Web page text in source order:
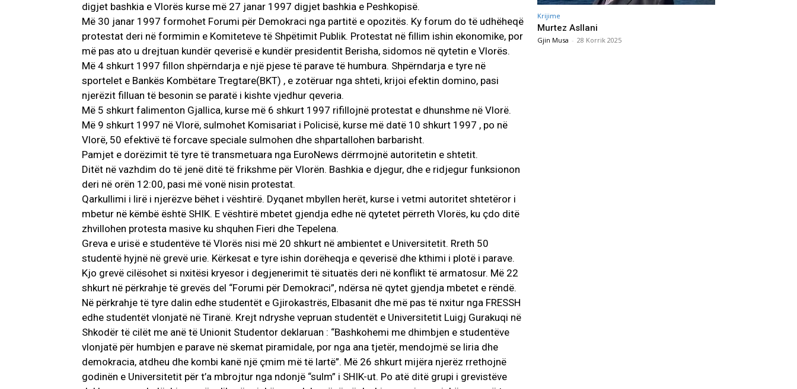
digjet bashkia e Vlorës kurse më 27 janar 1997 digjet bashkia e Peshkopisë.
Më 30 janar 1997 formohet Forumi për Demokraci nga partitë e opozitës. Ky forum do të udhëheqë
protestat deri në formimin e Komiteteve të Shpëtimit Publik. Protestat në fillim ishin ekonomike, por
më pas ato u drejtuan kundër qeverisë e kundër presidentit Berisha, sidomos në qytetin e Vlorës.
Më 4 shkurt 1997 fillon shpërndarja e një pjese të parave të humbura. Shpërndarja e tyre në
sportelet e Bankës Kombëtare Tregtare(BKT) , e zotëruar nga shteti, krijoi efektin domino, pasi
njerëzit filluan të besonin se paratë i kishte vjedhur qeveria.
Më 5 shkurt falimenton Gjallica, kurse më 6 shkurt 1997 rifillojnë protestat e dhunshme në Vlorë.
Më 9 shkurt 1997 në Vlorë, sulmohet Komisariat i Policisë, kurse më datë 10 shkurt 1997 , po në
Vlorë, 50 efektivë të forcave speciale sulmohen dhe shpartallohen barbarisht.
Pamjet e dorëzimit të tyre të transmetuara nga EuroNews dërrmojnë autoritetin e shtetit.
Ditët në vazhdim do të jenë ditë të frikshme për Vlorën. Bashkia e djegur, dhe e ridjegur funksionon
deri në orën 12:00, pasi më vonë nisin protestat.
Qarkullimi i lirë i njerëzve bëhet i vështirë. Dyqanet mbyllen herët, kurse i vetmi autoritet shtetëror i
mbetur në këmbë është SHIK. E vështirë mbetet gjendja edhe në qytetet përreth Vlorës, ku çdo ditë
zhvillohen protesta masive ku shquhen Fieri dhe Tepelena.
Greva e urisë e studentëve të Vlorës nisi më 20 shkurt në ambientet e Universitetit. Rreth 50
studentë hyjnë në grevë urie. Kërkesat e tyre ishin dorëheqja e qeverisë dhe kthimi i plotë i parave.
Kjo grevë cilësohet si nxitësi kryesor i degjenerimit të situatës deri në konflikt të armatosur. Më 22
shkurt në përkrahje të grevës del “Forumi për Demokraci”, ndërsa në qytet gjendja mbetet e rëndë.
Në përkrahje të tyre dalin edhe studentët e Gjirokastrës, Elbasanit dhe më pas të nxitur nga FRESSH
edhe studentët vlonjatë në Tiranë. Krejt ndryshe vepruan studentët e Universitetit Luigj Gurakuqi në
Shkodër të cilët me anë të Unionit Studentor deklaruan : “Bashkohemi me dhimbjen e studentëve
vlonjatë për humbjen e parave në skemat piramidale, por nga ana tjetër, mendojmë se liria dhe
demokracia, atdheu dhe kombi kanë një çmim më të lartë”. Më 26 shkurt mijëra njerëz rrethojnë
godinën e Universitetit për t’a mbrojtur nga ndonjë “sulm” i SHIK-ut. Po atë ditë grupi i grevistëve
Krijime
Murtez Asllani
Gjin Musa - 28 Korrik 2025